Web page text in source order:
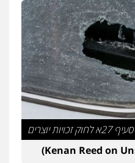
סמים והימורים פשיעה
ומעצרים צווארון לבן והונאה
– לוי
חמורה מעצרים
תעבורה
יוצרים
)